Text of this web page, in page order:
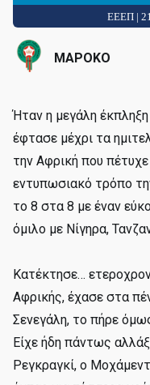
ΕΕΕΠ |
ΜΑΡΟΚΟ
Ήταν η μεγάλη
έφτασε μέχρι τα
την Αφρική που
εντυπωσιακό τρόπο
το 8 στα 8 με έναν
όμιλο με Νίγηρα,
Κατέκτησε…
Αφρικής, έχασε στα
Σενεγάλη, το πήρε
Είχε ήδη πάντως
Ρεγκραγκί, ο